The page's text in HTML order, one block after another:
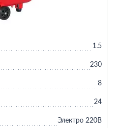
1.5
230
8
24
Электро 220В